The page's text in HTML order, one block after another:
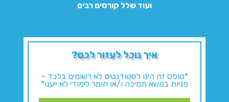
ועוד שלל קורסים רבים
איך נוכל לעזור לכם?
*טופס זה הינו לסטודנטים לא רשומים בלבד –
פניות בנושא תמיכה ו/או חומר לימודי לא ייענו*